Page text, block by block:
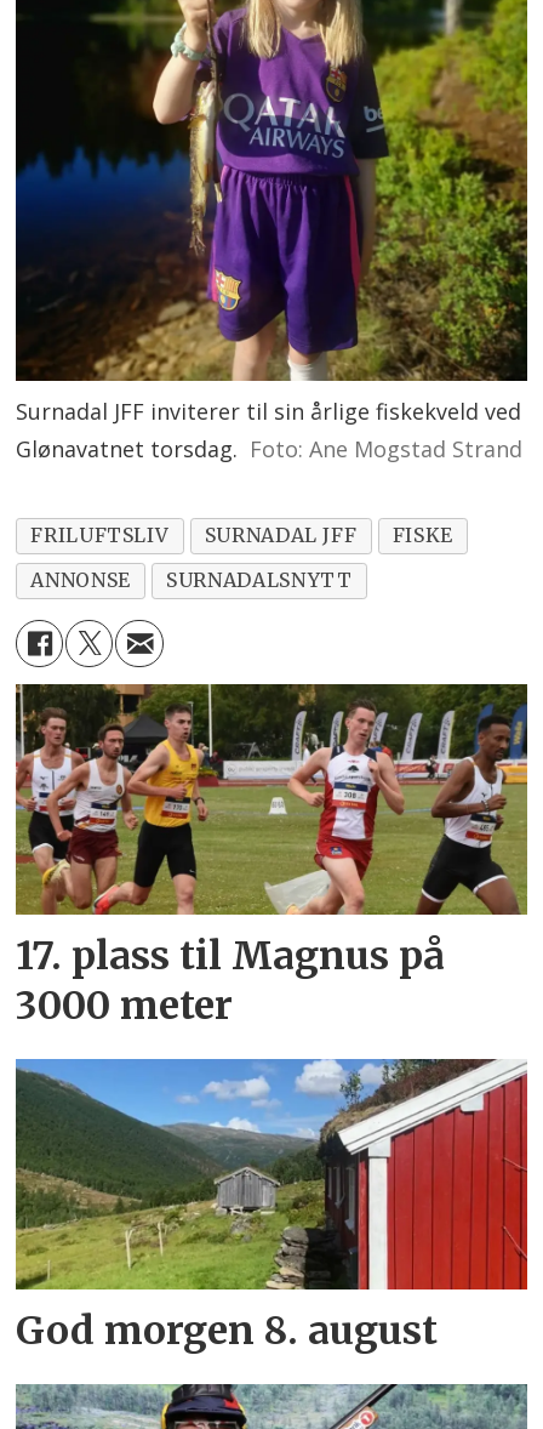
Surnadal JFF inviterer til sin årlige fiskekveld ved
Glønavatnet torsdag. Foto: Ane Mogstad Strand
FRILUFTSLIV SURNADAL JFF
FISKE
ANNONSE
SURNADALSNYTT
17. plass til Magnus på
3000 meter
God morgen 8. august